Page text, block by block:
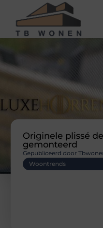
Originele plissé
gemonteerd
Woontrends
Gepubliceerd door